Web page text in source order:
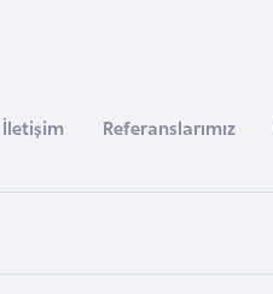
İletişim Referanslarımız